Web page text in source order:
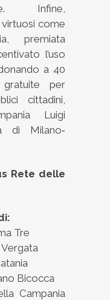
Infine,
come
premiata
l’uso
a 40
per
cittadini,
Luigi
di Milano‐
Rete delle
Tre
Bicocca
Campania